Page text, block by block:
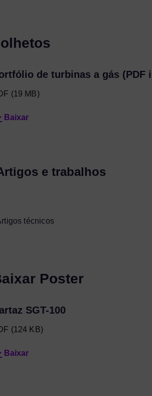
de turbinas a gás (PDF
(19 MB)
Baixar
e trabalhos
técnicos
Poster
SGT-100
(124 KB)
Baixar